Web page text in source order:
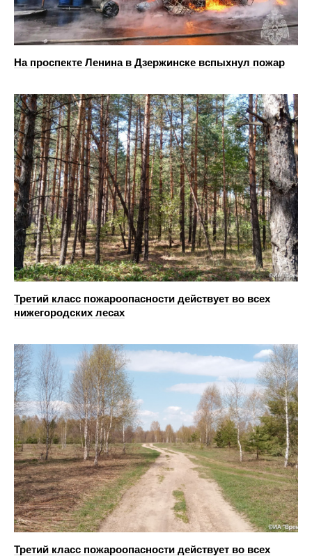
На проспекте Ленина в Дзержинске вспыхнул пожар
Третий класс пожароопасности действует во всех
нижегородских лесах
Третий класс пожароопасности действует во всех